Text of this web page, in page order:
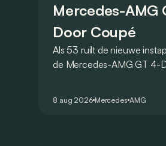
Mercedes-AMG
Door Coupé
Als 53 ruilt de nieuwe
de Mercedes-AMG GT 4-
8 aug 2026 Mercedes AMG